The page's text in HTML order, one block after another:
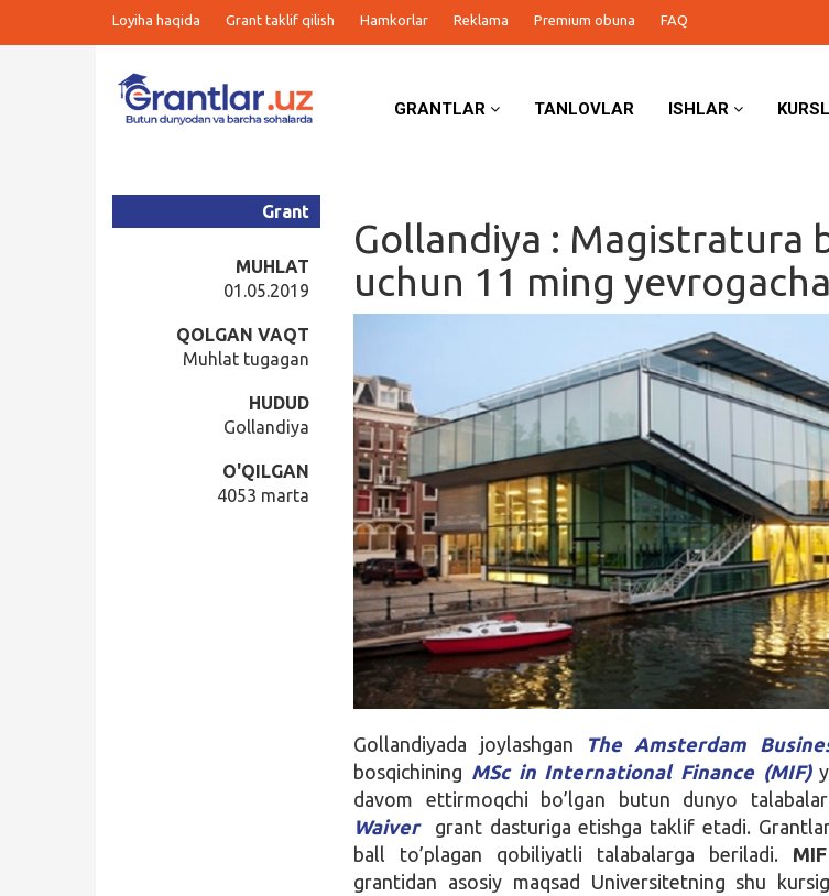
Loyiha haqida Grant taklif qilish Hamkorlar Reklama Premium obuna FAQ
GRANTLAR TANLOVLAR ISHLAR
Gollandiya : Magistratura
uchun 11 ming
Grant
MUHLAT
01.05.2019
QOLGAN VAQT
Muhlat tugagan
HUDUD
Gollandiya
O'QILGAN
4053 marta
Gollandiyada joylashgan The Amsterdam
bosqichining MSc in International Finance (MIF)
davom ettirmoqchi bo’lgan butun dunyo
Waivergrant dasturiga etishga taklif etadi.
ball to’plagan qobiliyatli talabalarga beriladi.
grantidan asosiy maqsad Universitetning shu